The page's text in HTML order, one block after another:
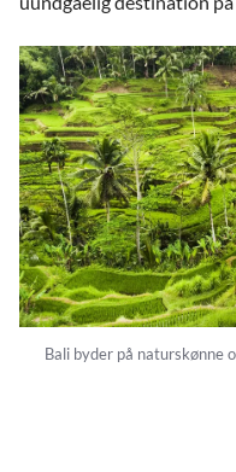
Bali byder på naturskønne